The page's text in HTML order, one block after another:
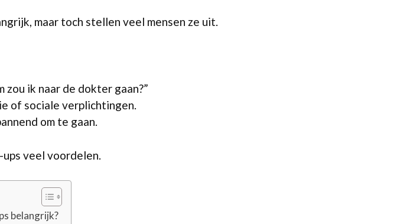
maar toch stellen veel mensen ze uit.
zou ik naar de dokter gaan?”
of sociale verplichtingen.
om te gaan.
veel voordelen.
belangrijk?